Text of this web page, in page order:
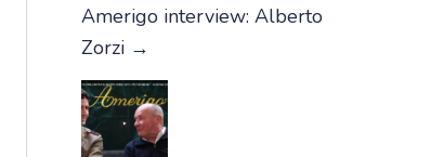
Amerigo interview: Alberto
Zorzi →